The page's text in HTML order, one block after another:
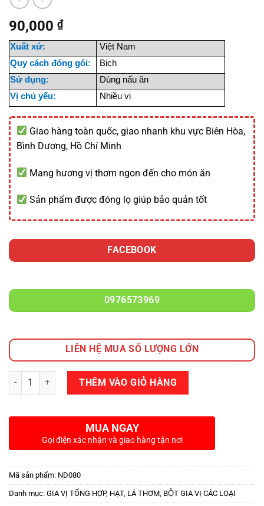
90,000 ₫
Xuất xứ:
Việt Nam
Quy cách đóng gói:
Bịch
Sử dụng:
Dùng nấu ăn
Vị chủ yếu:
Nhiều vị
Giao hàng toàn quốc, giao nhanh khu vực Biên Hòa,
Bình Dương, Hồ Chí Minh
Mang hương vị thơm ngon đến cho món ăn
Sản phẩm được đóng lọ giúp bảo quản tốt
FACEBOOK
0976573969
LIÊN HỆ MUA SỐ LƯỢNG LỚN
Số lượng THÊM VÀO GIỎ HÀNG
MUA NGAY
Gọi điện xác nhận và giao hàng tận nơi
Mã sản phẩm: ND080
Danh mục: GIA VỊ TỔNG HỢP, HẠT, LÁ THƠM, BỘT GIA VỊ CÁC LOẠI